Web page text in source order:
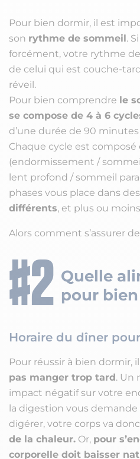
Pour bien dormir, il est
son rythme de sommeil.
forcément, votre rythme
de celui qui est couche-
réveil.
Pour bien comprendre le
se compose de 4 à 6
d’une durée de 90
Chaque cycle est composé
(endormissement /
lent profond / sommeil
phases vous place dans des
différents, et plus ou
Alors comment s’assurer
Quelle
pour
Horaire du dîner
Pour réussir à bien dormir,
pas manger trop tard. Un
impact négatif sur votre
la digestion vous demande
digérer, votre corps va donc
de la chaleur. Or, pour
corporelle doit baisser